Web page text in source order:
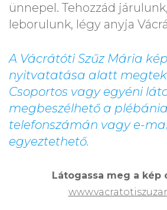
ünnepel. Tehozzád
leborulunk, légy anyja
A Vácrátóti Szűz Mária
nyitvatatása alatt
Csoportos vagy egyéni
megbeszélhető a plébánia
telefonszámán vagy e-
egyeztethető.
Látogassa meg a kép